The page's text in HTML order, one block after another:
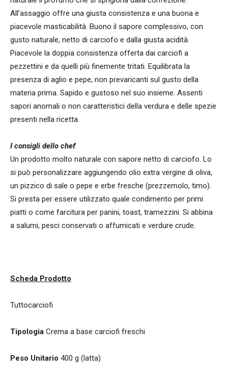
All’assaggio offre una giusta consistenza e una buona e
piacevole masticabilità. Buono il sapore complessivo, con
gusto naturale, netto di carciofo e dalla giusta acidità.
Piacevole la doppia consistenza offerta dai carciofi a
pezzettini e da quelli più finemente tritati. Equilibrata la
presenza di aglio e pepe, non prevaricanti sul gusto della
materia prima. Sapido e gustoso nel suo insieme. Assenti
sapori anomali o non caratteristici della verdura e delle spezie
presenti nella ricetta.
I consigli dello chef
Un prodotto molto naturale con sapore netto di carciofo. Lo
si può personalizzare aggiungendo olio extra vergine di oliva,
un pizzico di sale o pepe e erbe fresche (prezzemolo, timo).
Si presta per essere utilizzato quale condimento per primi
piatti o come farcitura per panini, toast, tramezzini. Si abbina
a salumi, pesci conservati o affumicati e verdure crude.
Scheda Prodotto
Tuttocarciofi
Tipologia Crema a base carciofi freschi
Peso Unitario 400 g (latta)